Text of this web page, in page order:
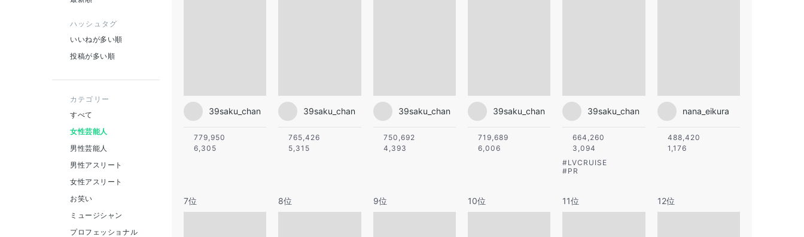
ハッシュタグ
いいねが多い順
投稿が多い順
カテゴリー
すべて
女性芸能人
男性芸能人
男性アスリート
女性アスリート
お笑い
ミュージシャン
プロフェッショナル
39saku_chan
779,950
6,305
39saku_chan
765,426
5,315
39saku_chan
750,692
4,393
39saku_chan
719,689
6,006
39saku_chan
664,260
3,094
#LVCRUISE
#PR
nana_eikura
488,420
1,176
7位 8位 9位 10位 11位 12位